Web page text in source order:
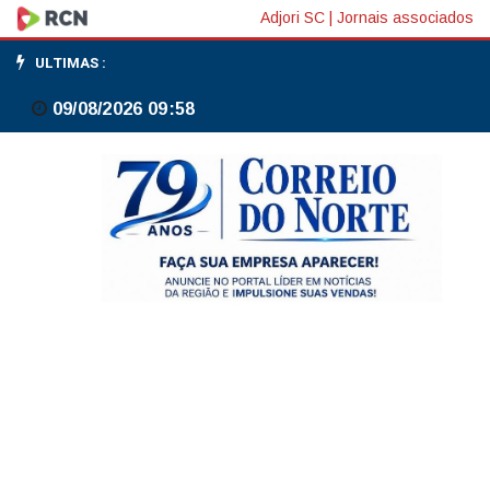
Prefeitura
de
Canoinhas
promove
cursos
gratuitos
Adjori SC Jornais associados
ULTIMAS :
09/08/2026 09:58